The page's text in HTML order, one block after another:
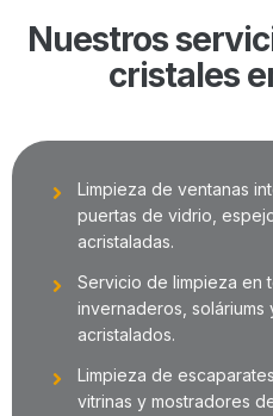
Nuestros
cristales
Limpieza de ventanas
puertas de vidrio,
acristaladas.
Servicio de limpieza en
invernaderos, soláriums
acristalados.
Limpieza de
vitrinas y mostradores